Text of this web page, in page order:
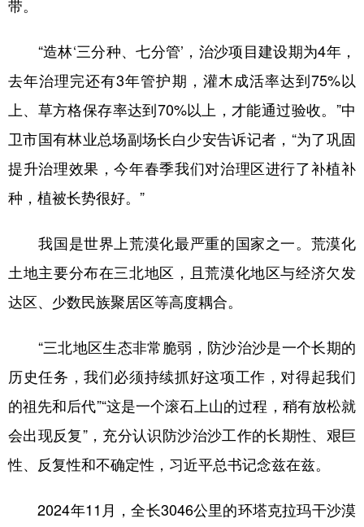
带。
“造林‘三分种、七分管’，治沙项目建设期为4年，
去年治理完还有3年管护期，灌木成活率达到75%以
上、草方格保存率达到70%以上，才能通过验收。”中
卫市国有林业总场副场长白少安告诉记者，“为了巩固
提升治理效果，今年春季我们对治理区进行了补植补
种，植被长势很好。”
我国是世界上荒漠化最严重的国家之一。荒漠化
土地主要分布在三北地区，且荒漠化地区与经济欠发
达区、少数民族聚居区等高度耦合。
“三北地区生态非常脆弱，防沙治沙是一个长期的
历史任务，我们必须持续抓好这项工作，对得起我们
的祖先和后代”“这是一个滚石上山的过程，稍有放松就
会出现反复”，充分认识防沙治沙工作的长期性、艰巨
性、反复性和不确定性，习近平总书记念兹在兹。
2024年11月，全长3046公里的环塔克拉玛干沙漠